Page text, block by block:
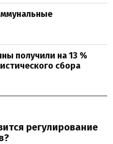
получили на 13 %
сбора
регулирование